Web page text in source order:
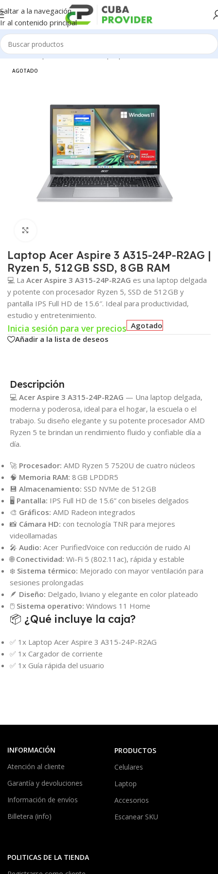
Saltar a la navegación
Ir al contenido principal
Inicio/Componentes de PC/Laptop
AGOTADO
Laptop Acer Aspire 3 A315-24P-R2AG |
Ryzen 5, 512 GB SSD, 8 GB RAM
💻 La Acer Aspire 3 A315-24P-R2AG es una laptop delgada
y potente con procesador Ryzen 5, SSD de 512 GB y
pantalla IPS Full HD de 15.6″. Ideal para productividad,
estudio y entretenimiento.
Inicia sesión para ver precios Agotado
Añadir a la lista de deseos
Descripción
💻 Acer Aspire 3 A315-24P-R2AG — Una laptop delgada,
moderna y poderosa, ideal para el hogar, la escuela o el
trabajo. Su diseño elegante y su potente procesador AMD
Ryzen 5 te brindan un rendimiento fluido y confiable día a
día.
🚀 Procesador: AMD Ryzen 5 7520U de cuatro núcleos
🧠 Memoria RAM: 8 GB LPDDR5
💾 Almacenamiento: SSD NVMe de 512 GB
🖥️ Pantalla: IPS Full HD de 15.6” con biseles delgados
🎨 Gráficos: AMD Radeon integrados
📸 Cámara HD: con tecnología TNR para mejores
videollamadas
🎤 Audio: Acer PurifiedVoice con reducción de ruido AI
🌐Conectividad: Wi-Fi 5 (802.11ac), rápida y estable
❄️ Sistema térmico: Mejorado con mayor ventilación para
sesiones prolongadas
🪶 Diseño: Delgado, liviano y elegante en color plateado
🖱️ Sistema operativo: Windows 11 Home
📦 ¿Qué incluye la caja?
✅ 1x Laptop Acer Aspire 3 A315-24P-R2AG
✅ 1x Cargador de corriente
✅ 1x Guía rápida del usuario
INFORMACIÓN
Atención al cliente
Garantía y devoluciones
Información de envíos
Billetera (info)
PRODUCTOS
Celulares
Laptop
Accesorios
Escanear SKU
POLITICAS DE LA TIENDA